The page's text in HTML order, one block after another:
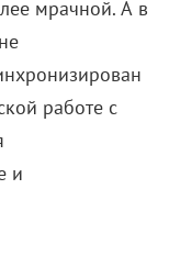
мрачной. А в
работе с
и